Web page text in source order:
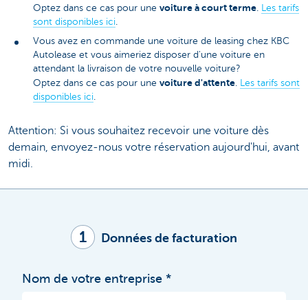
Optez dans ce cas pour une voiture à court terme. Les tarifs
sont disponibles ici.
Vous avez en commande une voiture de leasing chez KBC
Autolease et vous aimeriez disposer d'une voiture en
attendant la livraison de votre nouvelle voiture?
Optez dans ce cas pour une voiture d'attente. Les tarifs sont
disponibles ici.
Attention: Si vous souhaitez recevoir une voiture dès
demain, envoyez-nous votre réservation aujourd'hui, avant
midi.
1 Données de facturation
Nom de votre entreprise